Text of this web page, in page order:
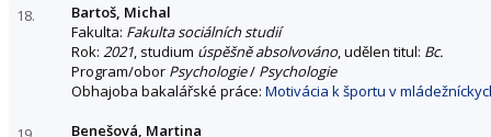
18.
Bartoš, Michal
Fakulta: Fakulta sociálních studií
Rok: 2021, studium úspěšně absolvováno, udělen titul: Bc.
Program/obor Psychologie/ Psychologie
Obhajoba bakalářské práce: Motivácia k športu v
Benešová, Martina